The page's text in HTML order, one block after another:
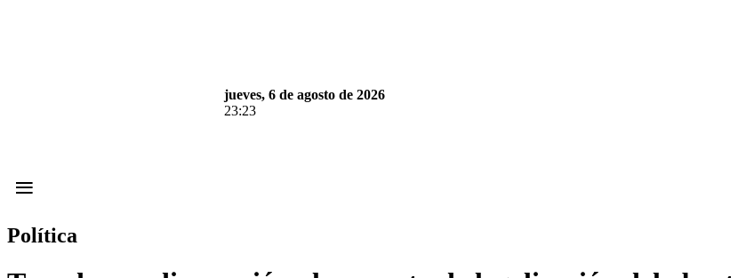
jueves, 6 de agosto de 2026
23:23
≡
Política